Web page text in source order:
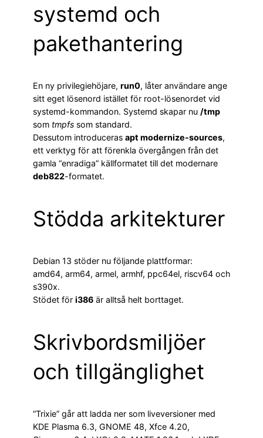
systemd och
pakethantering
En ny privilegiehöjare, run0, låter användare ange
sitt eget lösenord istället för root-lösenordet vid
systemd-kommandon. Systemd skapar nu /tmp
som tmpfs som standard.
Dessutom introduceras apt modernize-sources,
ett verktyg för att förenkla övergången från det
gamla “enradiga” källformatet till det modernare
deb822-formatet.
Stödda arkitekturer
Debian 13 stöder nu följande plattformar:
amd64, arm64, armel, armhf, ppc64el, riscv64 och
s390x.
Stödet för i386 är alltså helt borttaget.
Skrivbordsmiljöer
och tillgänglighet
“Trixie” går att ladda ner som liveversioner med
KDE Plasma 6.3, GNOME 48, Xfce 4.20,